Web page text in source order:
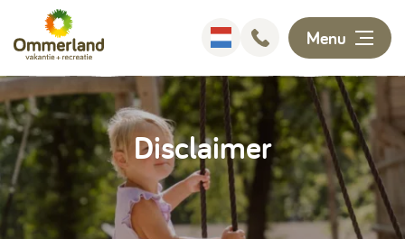
Menu
Overnachten
Faciliteiten
Animatie
Disclaimer